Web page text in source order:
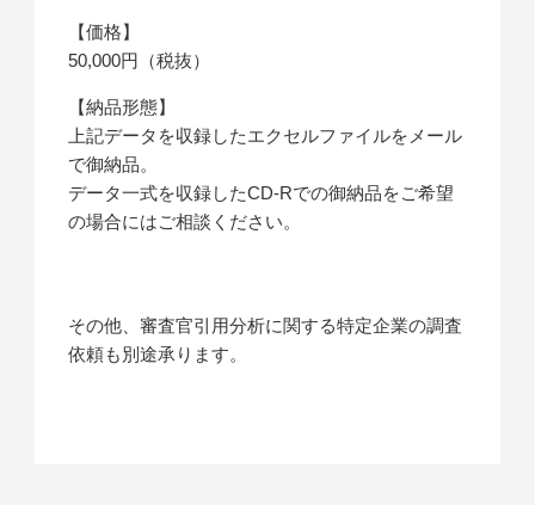
【価格】
50,000円（税抜）
【納品形態】
上記データを収録したエクセルファイルをメール
で御納品。
データ一式を収録したCD-Rでの御納品をご希望
の場合にはご相談ください。
その他、審査官引用分析に関する特定企業の調査
依頼も別途承ります。